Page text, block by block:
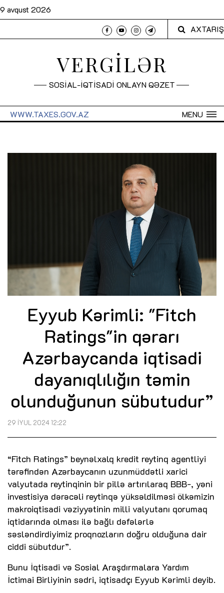
9 avqust 2026
AXTARIŞ
VERGİLƏR
SOSİAL-İQTİSADİ ONLAYN QƏZET
MENU
WWW.TAXES.GOV.AZ
Eyyub Kərimli: "Fitch
Ratings"in qərarı
Azərbaycanda iqtisadi
dayanıqlılığın təmin
olunduğunun sübutudur”
29 İYUL 2024 12:22
“Fitch Ratings” beynəlxalq kredit reytinq agentliyi
tərəfindən Azərbaycanın uzunmüddətli xarici
valyutada reytinqinin bir pillə artırılaraq BBB-, yəni
investisiya dərəcəli reytinqə yüksəldilməsi ölkəmizin
makroiqtisadi vəziyyətinin milli valyutanı qorumaq
iqtidarında olması ilə bağlı dəfələrlə
səsləndirdiyimiz proqnozların doğru olduğuna dair
ciddi sübutdur”.
Bunu İqtisadi və Sosial Araşdırmalara Yardım
İctimai Birliyinin sədri, iqtisadçı Eyyub Kərimli deyib.